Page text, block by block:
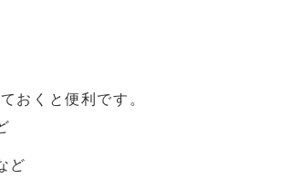
おくと便利です。
ど